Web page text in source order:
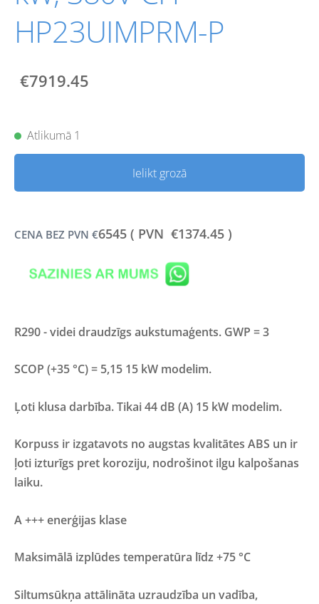
HP23UIMPRM-P
€7919.45
Atlikumā 1
Ielikt grozā
CENA BEZ PVN €6545 ( PVN €1374.45 )
R290 - videi draudzīgs aukstumaģents. GWP = 3
SCOP (+35 °C) = 5,15 15 kW modelim.
Ļoti klusa darbība. Tikai 44 dB (A) 15 kW modelim.
Korpuss ir izgatavots no augstas kvalitātes ABS un ir
ļoti izturīgs pret koroziju, nodrošinot ilgu kalpošanas
laiku.
A +++ enerģijas klase
Maksimālā izplūdes temperatūra līdz +75 °C
Siltumsūkņa attālināta uzraudzība un vadība,